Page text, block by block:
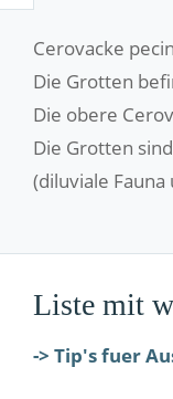
Cerovacke
Die Grotten
Die obere
Die Grotten
(diluviale
Liste mit
-> Tip's fuer